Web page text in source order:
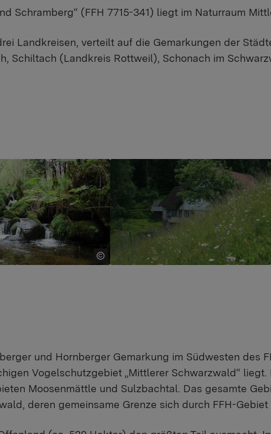
Schramberg“ (FFH 7715-341) liegt im Naturraum
Landkreisen, verteilt auf die Gemarkungen der
Schiltach (Landkreis Rottweil), Schonach im
for: Show larger version for:
und Hornberger Gemarkung im Südwesten des
Vogelschutzgebiet „Mittlerer Schwarzwald“
Moosenmättle und Sulzbachtal. Das gesamte
deren gemeinsame Grenze sich durch FFH-Gebiet